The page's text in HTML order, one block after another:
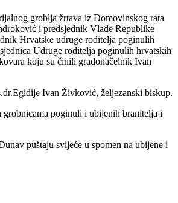
groblja žrtava iz Domovinskog rata
i predsjednik Vlade Republike
Hrvatske udruge roditelja poginulih
Udruge roditelja poginulih hrvatskih
koju su činili gradonačelnik Ivan
Ivan Živković, željezanski biskup.
poginuli i ubijenih branitelja i
puštaju svijeće u spomen na ubijene i